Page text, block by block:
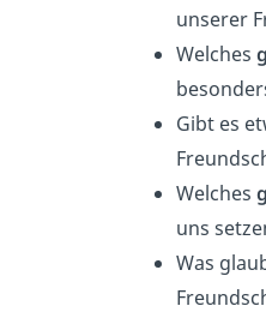
unserer
Welches
Gibt es
Welches
uns
Was